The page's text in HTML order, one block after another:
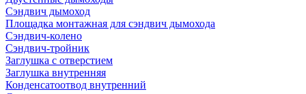
Сэндвич дымоход
Площадка монтажная для сэндвич дымохода
Сэндвич-колено
Сэндвич-тройник
Заглушка с отверстием
Заглушка внутренняя
Конденсатоотвод внутренний